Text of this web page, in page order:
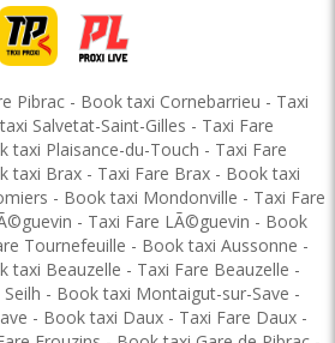
Pibrac - Book taxi Cornebarrieu - Taxi
Salvetat-Saint-Gilles - Taxi Fare
taxi Plaisance-du-Touch - Taxi Fare
taxi Brax - Taxi Fare Brax - Book taxi
- Book taxi Mondonville - Taxi Fare
- Taxi Fare LÃ©guevin - Book
Tournefeuille - Book taxi Aussonne -
taxi Beauzelle - Taxi Fare Beauzelle -
- Book taxi Montaigut-sur-Save -
- Book taxi Daux - Taxi Fare Daux -